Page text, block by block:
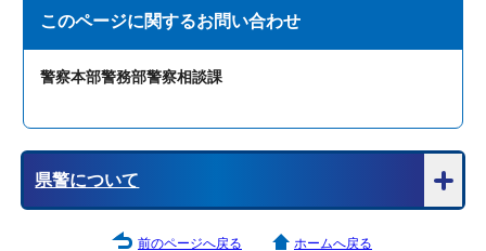
このページに関するお問い合わせ
警察本部警務部警察相談課
県警について
前のページへ戻る ホームへ戻る